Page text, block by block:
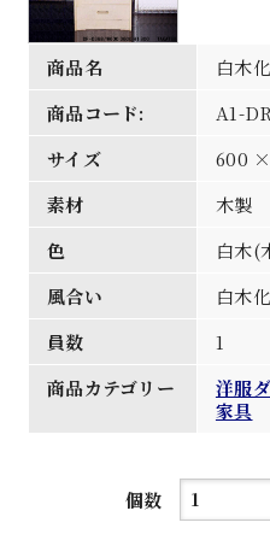
商品名
白木
商品コード:
A1-
サイズ
600
素材
木製
色
白木(
風合い
白木
員数
1
商品カテゴリー
洋服
家具
個数
白